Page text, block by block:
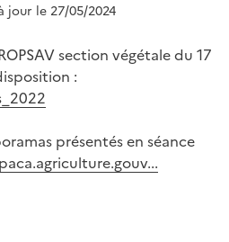
jour le 27/05/2024
section végétale du 17
:
présentés en séance